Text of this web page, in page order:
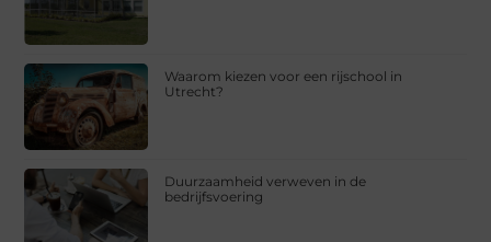
Waarom kiezen voor een rijschool in
Utrecht?
Duurzaamheid verweven in de
bedrijfsvoering